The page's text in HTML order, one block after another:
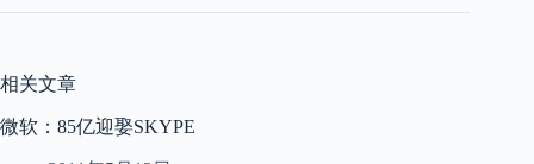
相关文章
微软：85亿迎娶SKYPE